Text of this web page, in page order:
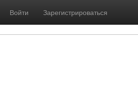
Войти Зарегистрироваться